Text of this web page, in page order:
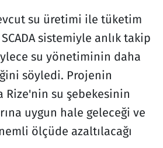
su üretimi ile tüketim
sistemiyle anlık takip
su yönetiminin daha
söyledi. Projenin
Rize'nin su şebekesinin
uygun hale geleceği ve
ölçüde azaltılacağı